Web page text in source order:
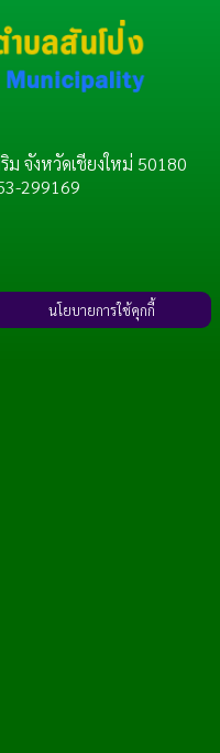
จังหวัดเชียงใหม่ 50180
299169
นโยบายการใช้คุกกี้